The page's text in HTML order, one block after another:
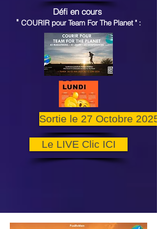
Défi en cours
" COURIR pourTeam For The Planet" :
Sortie le 27 Octobre 2025
Le LIVE Clic ICI